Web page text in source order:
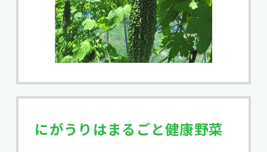
にがうりはまるごと健康野菜